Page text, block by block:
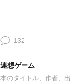
132
連想ゲーム
本のタイトル、作者、